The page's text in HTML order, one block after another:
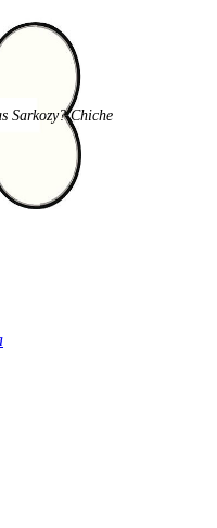
Sarkozy? Chiche